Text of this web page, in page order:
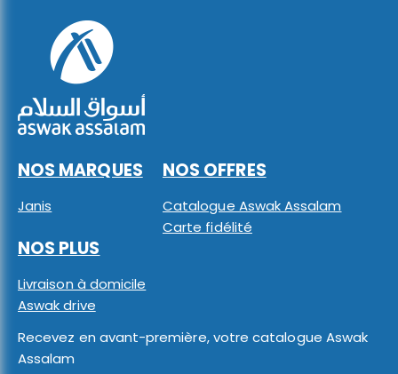
NOS MARQUES
Janis
NOS OFFRES
Catalogue Aswak Assalam
Carte fidélité
NOS PLUS
Livraison à domicile
Aswak drive
Recevez en avant-première, votre catalogue Aswak
Assalam